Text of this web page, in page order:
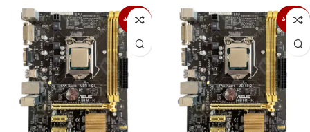
ناموجود ناموجود